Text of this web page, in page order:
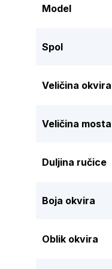
Model
Spol
Veličina okvira
Veličina mosta
Duljina ručice
Boja okvira
Oblik okvira